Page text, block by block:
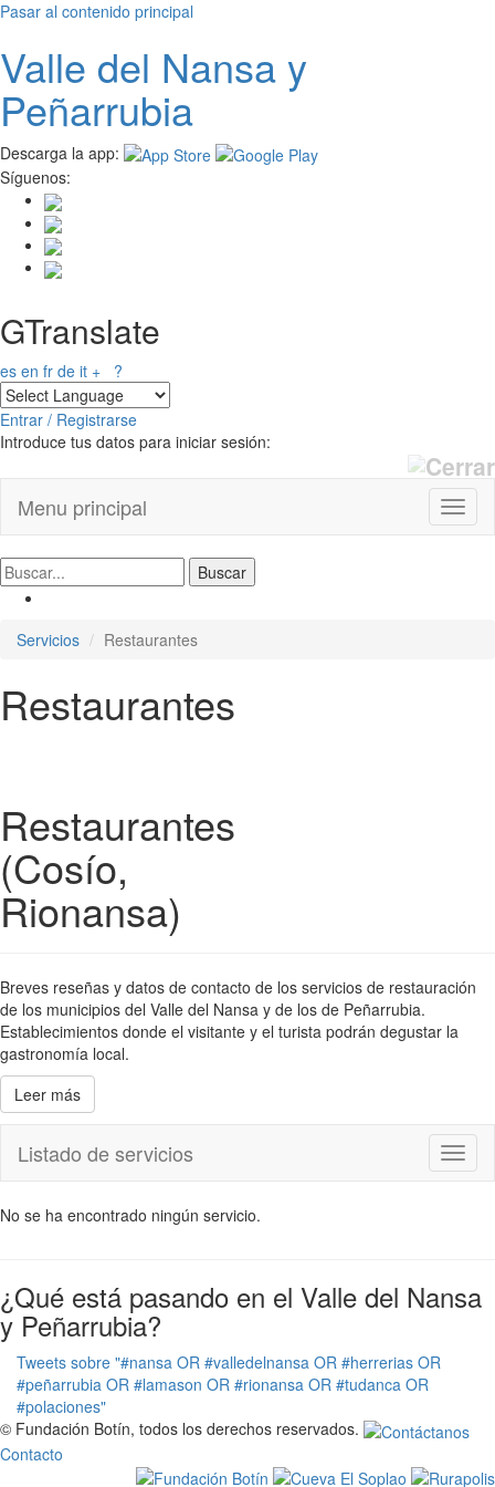
Pasar al contenido principal
Valle del Nansay
Peñarrubia
Descarga la app:
Síguenos:
GTranslate
es en fr de it + ?
Entrar / Registrarse
Introduce tus datos para iniciar sesión:
Menu principal
Servicios Restaurantes
Restaurantes
Restaurantes
(Cosío,
Rionansa)
Breves reseñas y datos de contacto de los servicios de restauración
de los municipios del Valle del Nansa y de los de Peñarrubia.
Establecimientos donde el visitante y el turista podrán degustar la
gastronomía local.
Leer más
Listado de servicios
No se ha encontrado ningún servicio.
¿Qué está pasando en el Valle del Nansa
y Peñarrubia?
Tweets sobre "#nansa OR #valledelnansa OR #herrerias OR
#peñarrubia OR #lamason OR #rionansa OR #tudanca OR
#polaciones"
© Fundación Botín, todos los derechos reservados.
Contacto